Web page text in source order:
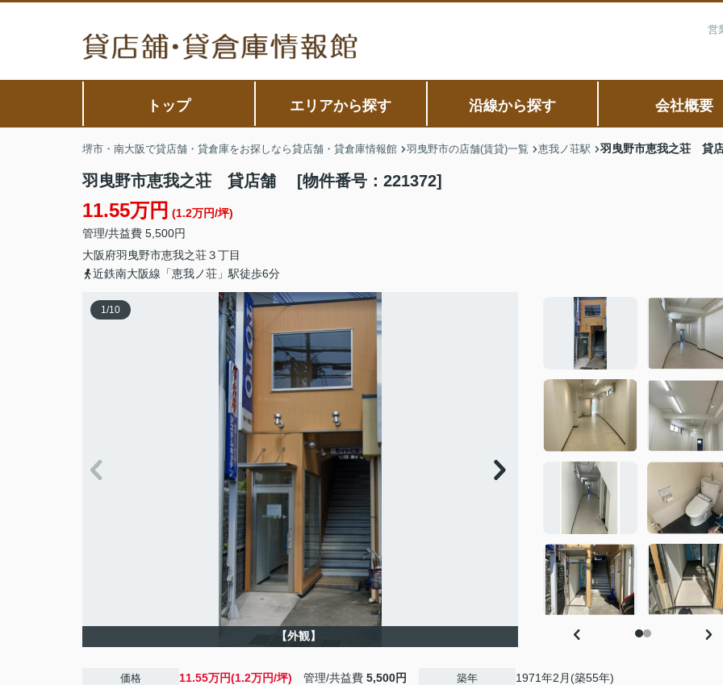
営
トップ エリアから探す 沿線から探す 会社概要
堺市・南大阪で貸店舗・貸倉庫をお探しなら貸店舗・貸倉庫情報館 羽曳野市の店舗(賃貸)一覧 恵我ノ荘駅 羽曳野市恵我之荘 貸
羽曳野市恵我之荘 貸店舗 [物件番号：221372]
11.55万円 (1.2万円/坪)
管理/共益費 5,500円
大阪府羽曳野市恵我之荘３丁目
近鉄南大阪線「恵我ノ荘」駅徒歩6分
1/10
【外観】
価格 11.55万円(1.2万円/坪) 管理/共益費 5,500円 築年 1971年2月(築55年)